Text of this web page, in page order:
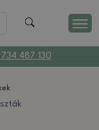
487 130